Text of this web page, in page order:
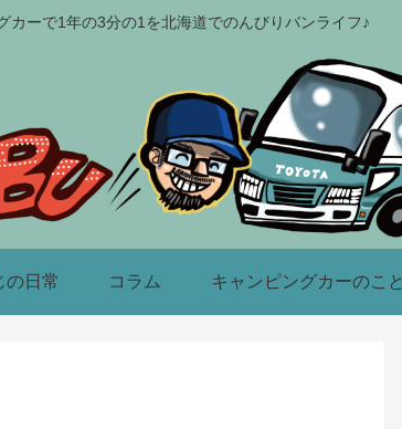
カーで1年の3分の1を北海道でのんびりバンライフ♪
の日常 コラム キャンピングカーのこと